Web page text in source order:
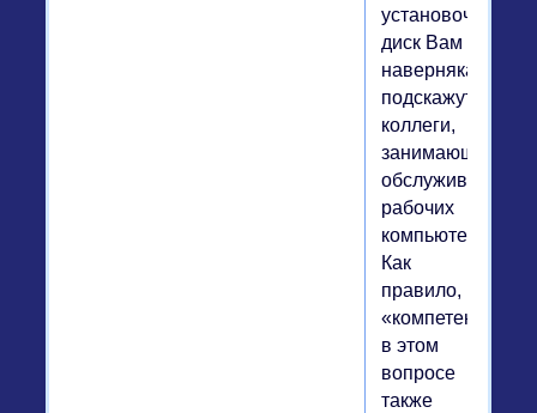
установочный
диск Вам
наверняка
подскажут
коллеги,
занимающиеся
обслуживанием
рабочих
компьютеров.
Как
правило,
в этом
вопросе
также